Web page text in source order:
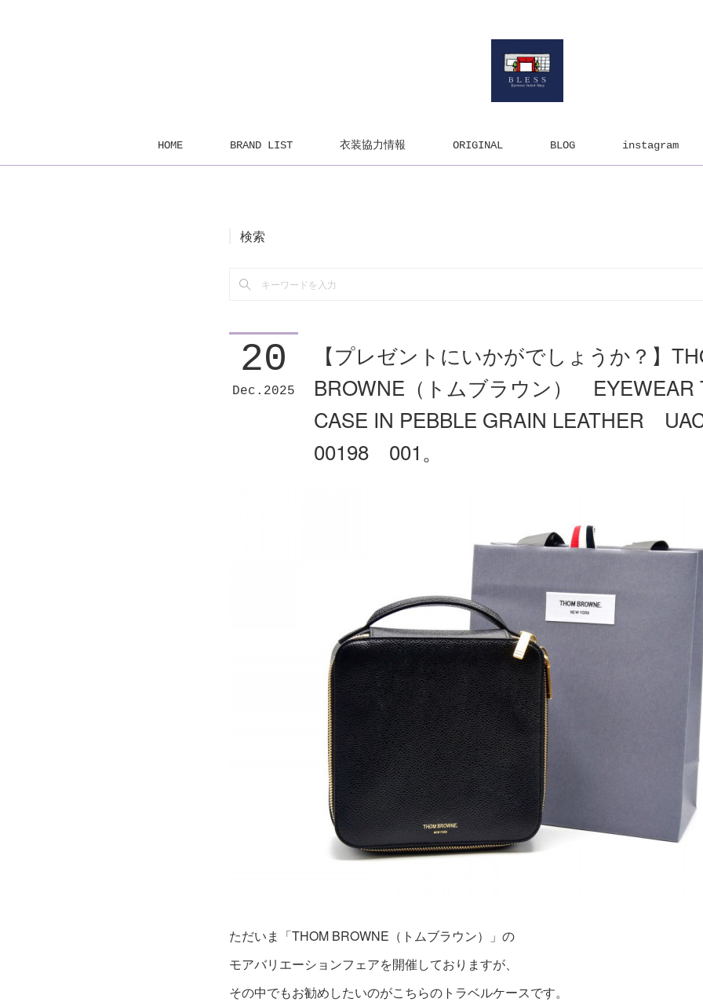
HOME BRAND LIST 衣装協力情報 ORIGINAL BLOG instagram
検索
20
Dec 2025
【プレゼントにいかがでしょうか？】
BROWNE（トムブラウン） EYEWEAR
CASE IN PEBBLE GRAIN LEATHER
00198 001。
ただいま「THOM BROWNE（トムブラウン）」の
モアバリエーションフェアを開催しておりますが、
その中でもお勧めしたいのがこちらのトラベルケースです。